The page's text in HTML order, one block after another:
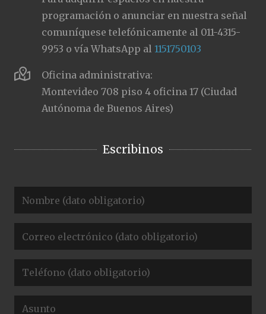
programación o anunciar en nuestra señal
comuníquese telefónicamente al 011-4315-
9953 o vía WhatsApp al1151750103
Oficina administrativa:
Montevideo 708 piso 4 oficina 17 (Ciudad
Autónoma de Buenos Aires)
Escribinos